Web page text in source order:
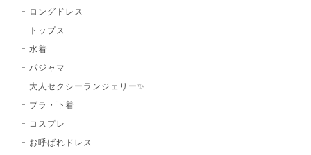
ロングドレス
トップス
水着
パジャマ
大人セクシーランジェリー✨
ブラ・下着
コスプレ
お呼ばれドレス